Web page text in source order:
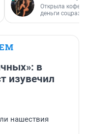
Открыла
деньги
в
изувечил
нашествия